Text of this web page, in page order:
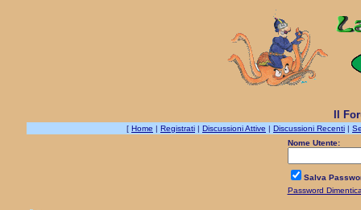
Il
[ Home | Registrati | Discussioni Attive | Discussioni Recenti |
Nome Utente:
Salva
Password